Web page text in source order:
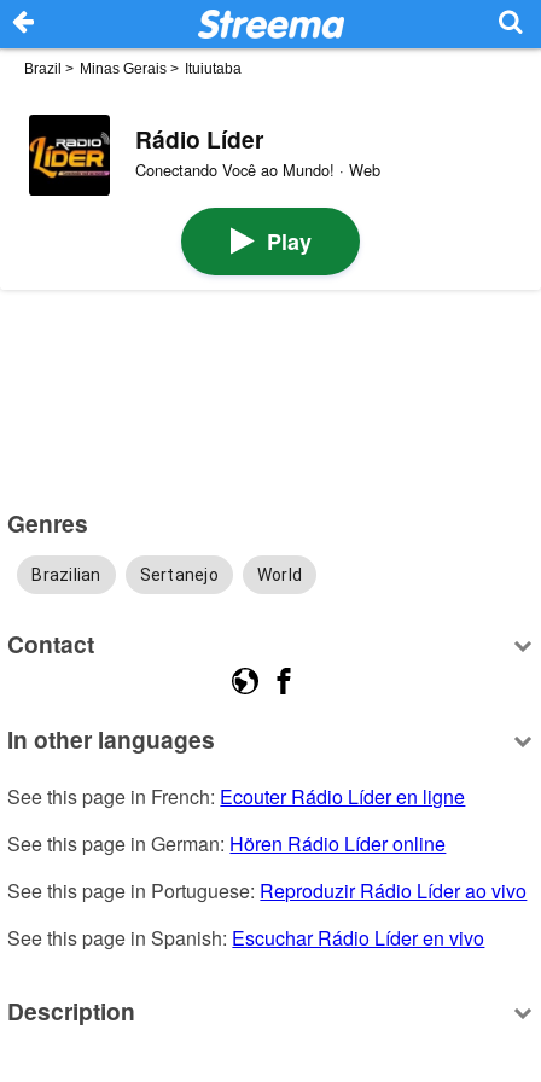
Brazil > Minas Gerais > Ituiutaba
Rádio Líder
Conectando Você ao Mundo! · Web
Play
Genres
Brazilian Sertanejo World
Contact
In other languages
See this page in French: Ecouter Rádio Líder en ligne
See this page in German: Hören Rádio Líder online
See this page in Portuguese: Reproduzir Rádio Líder ao vivo
See this page in Spanish: Escuchar Rádio Líder en vivo
Description